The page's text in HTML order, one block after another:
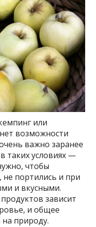
или
возможности
важно заранее
таких условиях —
чтобы
не портились и при
и вкусными.
зависит
и общее
природу.